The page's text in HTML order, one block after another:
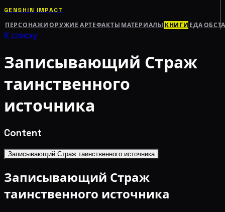
GENSHIN IMPACT
ПЕРСОНАЖИ ОРУЖИЕ АРТЕФАКТЫ МАТЕРИАЛЫ КНИГИ ЕДА
К списку
Записывающий Страж
таинственного
источника
Content
Записывающий Страж таинственного источника
Записывающий Страж
таинственного источника